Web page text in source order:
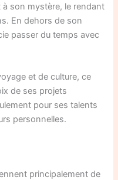
son mystère, le rendant
En dehors de son
passer du temps avec
et de culture, ce
de ses projets
pour ses talents
personnelles.
principalement de